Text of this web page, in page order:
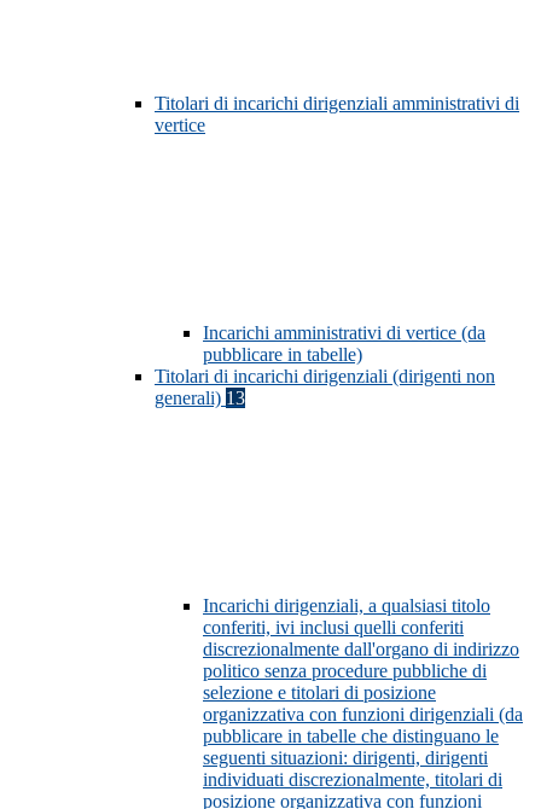
Titolari di incarichi dirigenziali amministrativi di
vertice
Incarichi amministrativi di vertice (da
pubblicare in tabelle)
Titolari di incarichi dirigenziali (dirigenti non
generali) 13
Incarichi dirigenziali, a qualsiasi titolo
conferiti, ivi inclusi quelli conferiti
discrezionalmente dall'organo di indirizzo
politico senza procedure pubbliche di
selezione e titolari di posizione
organizzativa con funzioni dirigenziali (da
pubblicare in tabelle che distinguano le
seguenti situazioni: dirigenti, dirigenti
individuati discrezionalmente, titolari di
posizione organizzativa con funzioni